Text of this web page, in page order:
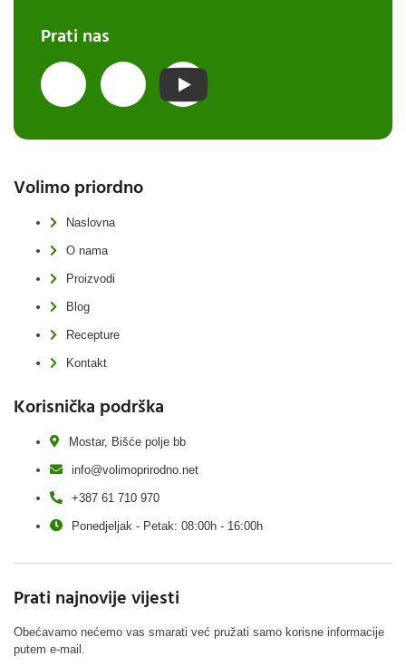
Prati nas
Volimo priordno
Naslovna
O nama
Proizvodi
Blog
Recepture
Kontakt
Korisnička podrška
Mostar, Bišće polje bb
info@volimoprirodno.net
+387 61 710 970
Ponedjeljak - Petak: 08:00h - 16:00h
Prati najnovije vijesti
Obećavamo nećemo vas smarati već pružati samo korisne informacije
putem e-mail.